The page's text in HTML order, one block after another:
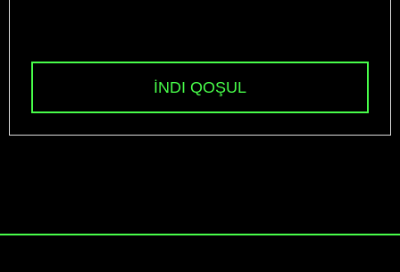
İNDI QOŞUL